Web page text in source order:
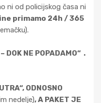
ni od policijskog časa ni
primamo 24h / 365
– DOK NE POPADAMO“ .
ODNOSNO
nedelje), A PAKET JE